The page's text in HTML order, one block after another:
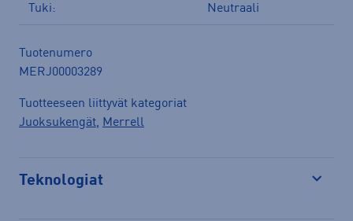
Tuki: Neutraali
Tuotenumero
MERJ00003289
Tuotteeseen liittyvät kategoriat
Juoksukengät, Merrell
Teknologiat